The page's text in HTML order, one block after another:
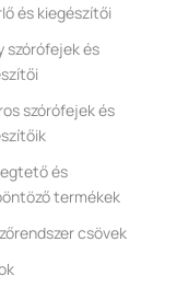
és kiegészítői
szórófejek és
szórófejek és
és
termékek
csövek